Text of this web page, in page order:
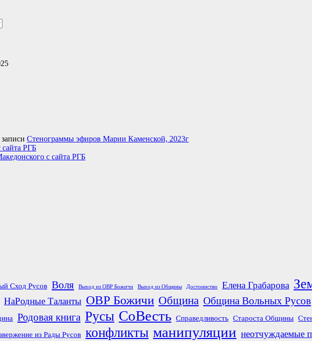
Стенограммы эфиров Марии Каменской, 2023г
РГБ
с сайта РГБ
Сход Русов Воля Выход из ОВР Божичи Выход из Общины Достоинство Елена Грабарова
НаРодные Таланты ОВР Божичи Община Община Вольных Русов
Родовая книга Русы СоВесть Справедливость Староста Общины
из Рады Русов конфликты манипуляции неотчуждаемые